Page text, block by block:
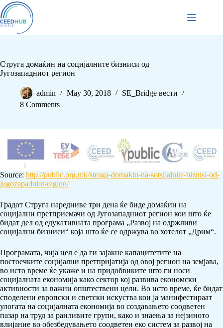
Струга домаќин на социјалните бизниси од
Југозападниот регион
admin May 30, 2018
SE_Bridge вести
8 Comments
Source: http://public.org.mk/struga-domakin-na-sotsijalnite-biznisi-od-
jugozapadniot-region/
Градот Струга наредниве три дена ќе биде домаќин на
социјални претприемачи од Југозападниот регион кои што ќе
бидат дел од едукативната програма „Развој на одржливи
социјални бизниси“ која што ќе се одржува во хотелот „Дрим“.
Програмата, чија цел е да ги зајакне капацитетите на
постоечките социјални претпријатија од овој регион на земјава,
во исто време ќе укаже и на придобвиките што ги носи
социјалната економија како сектор кој развива економски
активности за важни општествени цели. Во исто време, ќе бидат
споделени европски и светски искуства кои ја манифестираат
улогата на социјалната економија во создавањето соодветен
пазар на труд за ранливите групи, како и знаења за нејзиното
влијание во обезбедувањето соодветен еко систем за развој на